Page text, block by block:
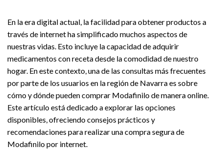
En la era digital actual, la facilidad para obtener productos a
través de internet ha simplificado muchos aspectos de
nuestras vidas. Esto incluye la capacidad de adquirir
medicamentos con receta desde la comodidad de nuestro
hogar. En este contexto, una de las consultas más frecuentes
por parte de los usuarios en la región de Navarra es sobre
cómo y dónde pueden comprar Modafinilo de manera online.
Este artículo está dedicado a explorar las opciones
disponibles, ofreciendo consejos prácticos y
recomendaciones para realizar una compra segura de
Modafinilo por internet.